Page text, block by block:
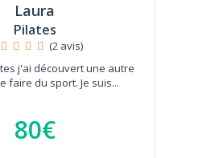
Laura
Pilates
(2 avis)
j'ai découvert une autre
faire du sport. Je suis...
80€